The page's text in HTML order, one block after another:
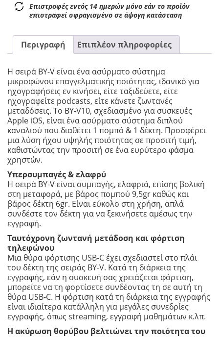
Επιστροφές εντός 14 ημερών μόνο εάν το προϊόν
επιστραφεί σφραγισμένο σε άψογη κατάσταση
Περιγραφή Επιπλέον πληροφορίες
Η σειρά BY-V είναι ένα ασύρματο σύστημα
μικροφώνου επαγγελματικής ποιότητας, ιδανικό για
ηχογραφήσεις εν κινήσει, είτε ταξιδεύετε, είτε
ηχογραφείτε podcasts, είτε κάνετε ζωντανές
μεταδόσεις. Το BY-V10, σχεδιασμένο για συσκευές
Apple iOS, είναι ένα ασύρματο σύστημα διπλού
καναλιού που διαθέτει 1 πομπό & 1 δέκτη. Προσφέρει
μια λύση ήχου υψηλής ποιότητας σε προσιτή τιμή,
καθιστώντας την προσιτή σε ένα ευρύτερο φάσμα
χρηστών.
Υπερσυμπαγές & ελαφρύ
Η σειρά BY-V είναι συμπαγής, ελαφριά, επίσης βολική
στη μεταφορά, με βάρος πομπού 9,5gr καθώς και
βάρος δέκτη 6gr. Είναι εύκολο στη χρήση, απλά
συνδέστε τον δέκτη για να ξεκινήσετε αμέσως την
εγγραφή.
Ταυτόχρονη ζωντανή μετάδοση και φόρτιση
τηλεφώνου
Μια θύρα φόρτισης USB-C έχει σχεδιαστεί στο πλάι
του δέκτη της σειράς BY-V. Κατά τη διάρκεια της
εγγραφής, εάν η συσκευή σας χρειάζεται φόρτιση,
μπορείτε να τη φορτίσετε συνδέοντας τη σε αυτή τη
θύρα USB-C. Η φόρτιση κατά τη διάρκεια της εγγραφής
είναι ιδιαίτερα κατάλληλη για μεγάλες συνεδρίες
εγγραφής, όπως streaming, εγγραφή μαθημάτων κ.λπ.
Η ακύρωση θορύβου βελτιώνει την ποιότητα του